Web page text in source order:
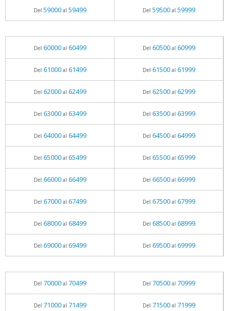
Del 59000al 59499 Del 59500al 59999
Del 60000al 60499 Del 60500al 60999
Del 61000al 61499 Del 61500al 61999
Del 62000al 62499 Del 62500al 62999
Del 63000al 63499 Del 63500al 63999
Del 64000al 64499 Del 64500al 64999
Del 65000al 65499 Del 65500al 65999
Del 66000al 66499 Del 66500al 66999
Del 67000al 67499 Del 67500al 67999
Del 68000al 68499 Del 68500al 68999
Del 69000al 69499 Del 69500al 69999
Del 70000al 70499 Del 70500al 70999
Del 71000al 71499 Del 71500al 71999